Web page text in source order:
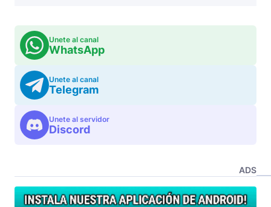
Unete al canal
WhatsApp
Unete al canal
Telegram
Unete al servidor
Discord
ADS